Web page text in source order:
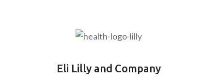
Eli Lilly and Company